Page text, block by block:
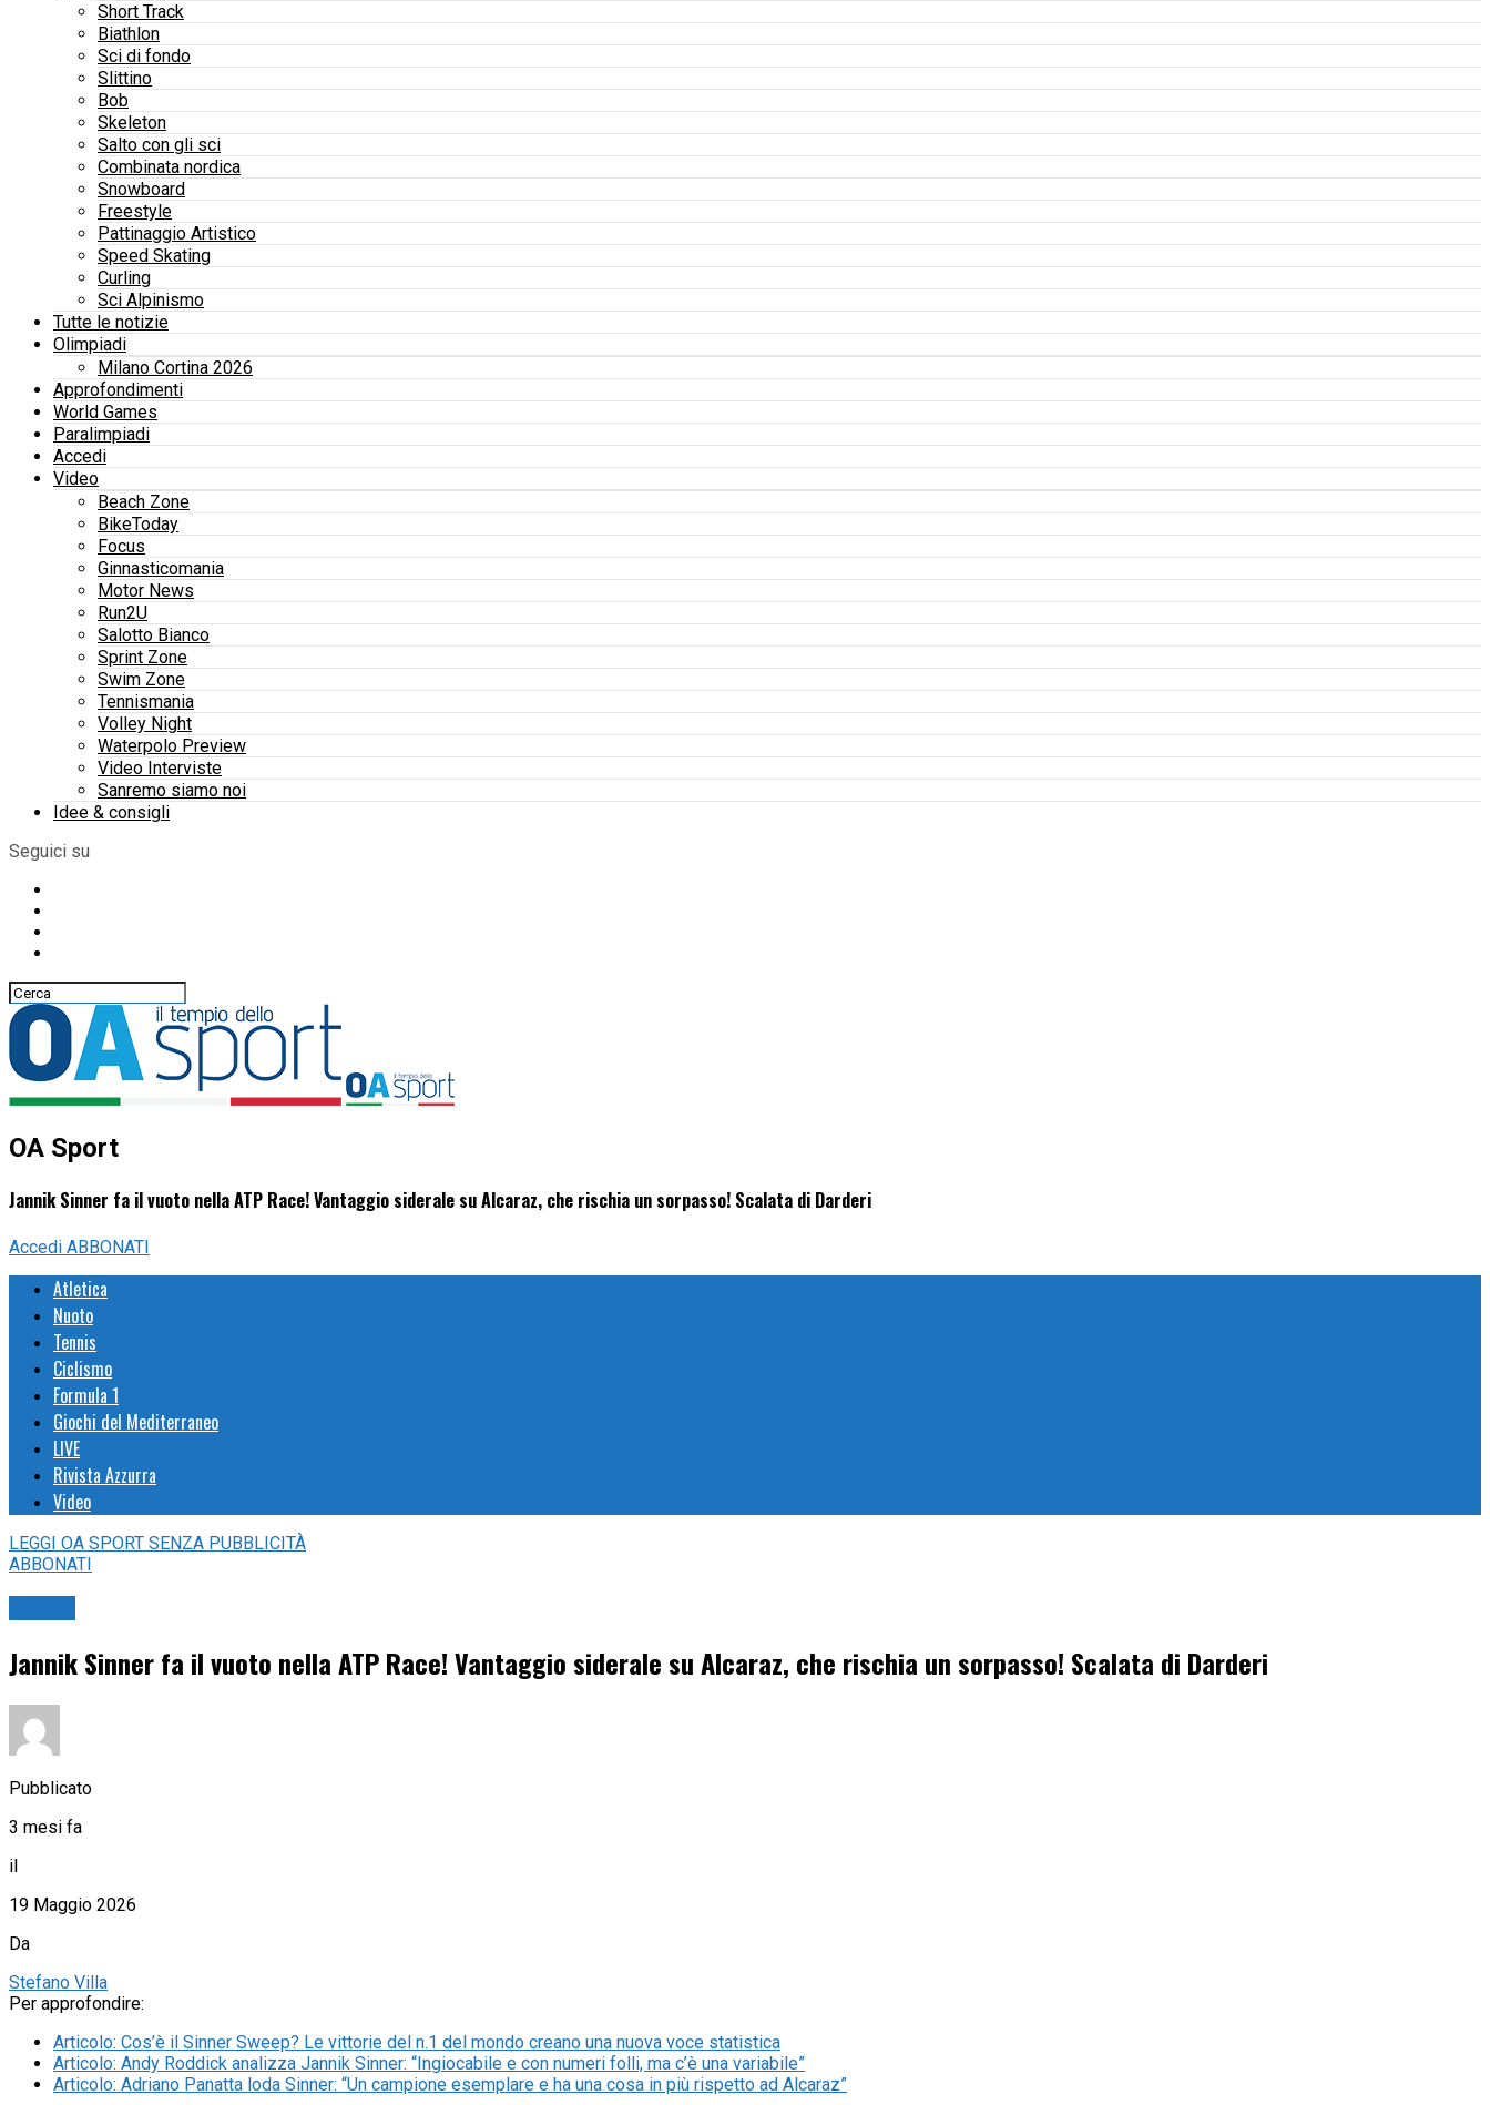
Short Track
Biathlon
Sci di fondo
Slittino
Bob
Skeleton
Salto con gli sci
Combinata nordica
Snowboard
Freestyle
Pattinaggio Artistico
Speed Skating
Curling
Sci Alpinismo
Tutte le notizie
Olimpiadi
Milano Cortina 2026
Approfondimenti
World Games
Paralimpiadi
Accedi
Video
Beach Zone
BikeToday
Focus
Ginnasticomania
Motor News
Run2U
Salotto Bianco
Sprint Zone
Swim Zone
Tennismania
Volley Night
Waterpolo Preview
Video Interviste
Sanremo siamo noi
Idee & consigli
Seguici su
OA Sport
Jannik Sinner fa il vuoto nella ATP Race! Vantaggio siderale su Alcaraz, che rischia un sorpasso! Scalata di Darderi
Accedi ABBONATI
Atletica
Nuoto
Tennis
Ciclismo
Formula 1
Giochi del Mediterraneo
LIVE
Rivista Azzurra
Video
LEGGI OA SPORT SENZA PUBBLICITÀ
ABBONATI
Jannik Sinner fa il vuoto nella ATP Race! Vantaggio siderale su Alcaraz, che rischia un sorpasso! Scalata di Darderi
Pubblicato
3 mesi fa
il
19 Maggio 2026
Da
Stefano Villa
Per approfondire:
Articolo: Cos’è il Sinner Sweep? Le vittorie del n.1 del mondo creano una nuova voce statistica
Articolo: Andy Roddick analizza Jannik Sinner: “Ingiocabile e con numeri folli, ma c’è una variabile”
Articolo: Adriano Panatta loda Sinner: “Un campione esemplare e ha una cosa in più rispetto ad Alcaraz”